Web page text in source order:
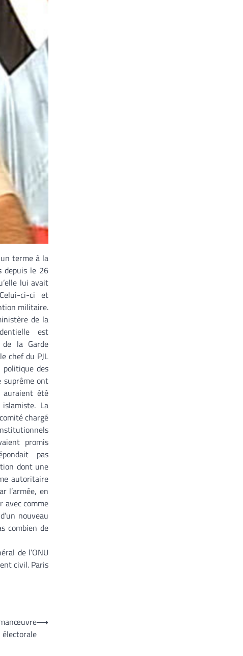
terme à la
depuis le 26
lui avait
ci-ci et
militaire.
de la
est
la Garde
chef du PJL
des
suprême ont
auraient été
La
chargé
promis
pas
dont une
autoritaire
l’armée, en
avec comme
nouveau
combien de
de l’ONU
civil. Paris
électorale
⟶